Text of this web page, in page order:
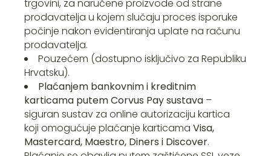
trgovini, za naručene proizvode od strane
prodavatelja u kojem slučaju proces isporuke
počinje nakon evidentiranja uplate na računu
prodavatelja.
Pouzećem (dostupno isključivo za Republiku
Hrvatsku).
Plaćanjem bankovnim i kreditnim
karticama putem Corvus Pay sustava –
siguran sustav za online autorizaciju kartica
koji omogućuje plaćanje karticamaVisa,
Mastercard, Maestro, Diners i Discover.